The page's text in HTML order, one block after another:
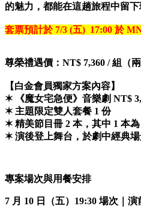
的魅力，都能在這趟旅程中留下
套票預計於 7/3 (五) 17:00 於
尊榮禮遇價：NT$ 7,360 / 組（兩
【白金會員獨家方案內容】
✶ 《魔女宅急便》音樂劇 NT$
✶ 主題限定雙人套餐 1 份
✶ 精美節目冊 2 本，其中 1 本
✶ 演後登上舞台，於劇中經典場
專案場次與用餐安排
7 月 10 日（五）19:30 場次｜演